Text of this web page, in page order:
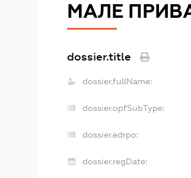
МАЛЕ
dossier.title
dossier.fullName:
dossier.opfSubType:
dossier.edrpo:
dossier.regDate: